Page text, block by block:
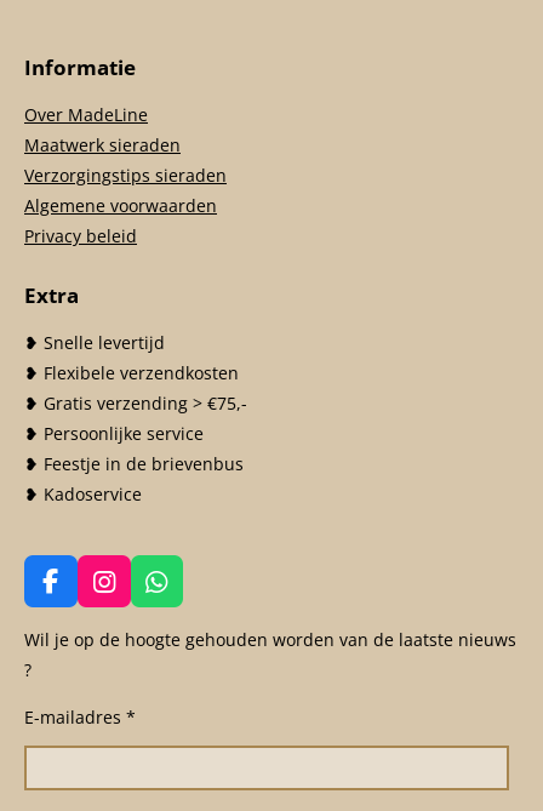
Informatie
Over MadeLine
Maatwerk sieraden
Verzorgingstips sieraden
Algemene voorwaarden
Privacy beleid
Extra
❥ Snelle levertijd
❥ Flexibele verzendkosten
❥ Gratis verzending > €75,-
❥ Persoonlijke service
❥ Feestje in de brievenbus
❥ Kadoservice
F
a
c
o
o
I
n
s
g
r
m
W
h
a
p
Wil je op de hoogte gehouden worden van de laatste nieuws
?
E-mailadres *